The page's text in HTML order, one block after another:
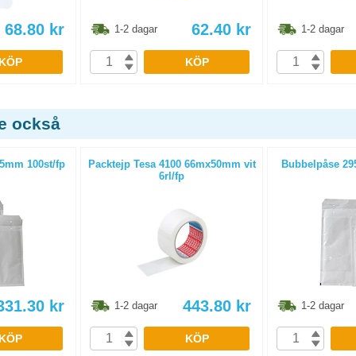
68.80 kr
KÖP
1-2 dagar 62.40 kr
KÖP
1-2 dagar
också
100st/fp
kr
KÖP
Packtejp Tesa 4100 66mx50mm vit
6rl/fp
1-2 dagar 443.80 kr
KÖP
Bubbelpåse
1-2 dagar